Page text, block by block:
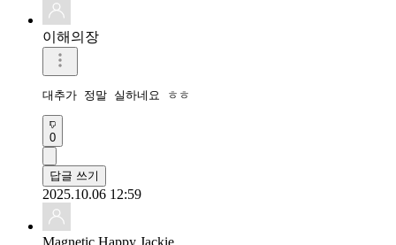
이해의장
대추가 정말 실하네요 ㅎㅎ
0
답글 쓰기
2025.10.06 12:59
Magnetic Happy Jackie